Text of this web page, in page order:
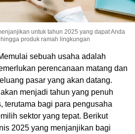
untuk tahun 2025 yang dapat Anda
produk ramah lingkungan
sebuah usaha adalah
perencanaan matang dan
pasar yang akan datang.
menjadi tahun yang penuh
terutama bagi para pengusaha
sektor yang tepat. Berikut
2025 yang menjanjikan bagi